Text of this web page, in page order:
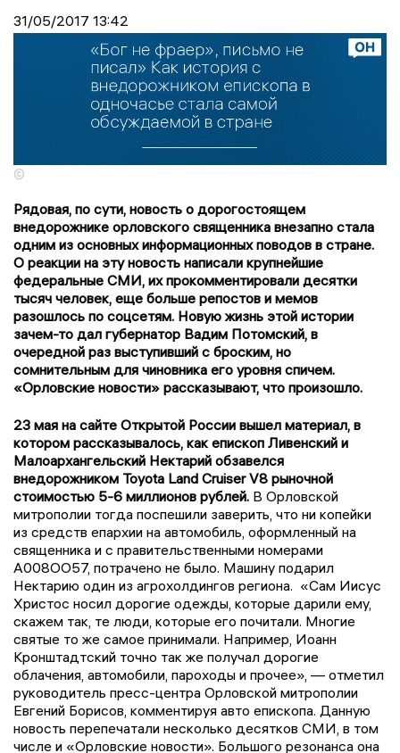
31/05/2017 13:42
©
Рядовая, по сути, новость о дорогостоящем
внедорожнике орловского священника внезапно стала
одним из основных информационных поводов в стране.
О реакции на эту новость написали крупнейшие
федеральные СМИ, их прокомментировали десятки
тысяч человек, еще больше репостов и мемов
разошлось по соцсетям. Новую жизнь этой истории
зачем-то дал губернатор Вадим Потомский, в
очередной раз выступивший с броским, но
сомнительным для чиновника его уровня спичем.
«Орловские новости» рассказывают, что произошло.
23 мая на сайте Открытой России вышел материал, в
котором рассказывалось, как епископ Ливенский и
Малоархангельский Нектарий обзавелся
внедорожником Toyota Land CruiserV8 рыночной
стоимостью 5-6 миллионов рублей. В Орловской
митрополии тогда поспешили заверить, что ни копейки
из средств епархии на автомобиль, оформленный на
священника и с правительственными номерами
А008ОО57, потрачено не было. Машину подарил
Нектарию один из агрохолдингов региона. «Сам Иисус
Христос носил дорогие одежды, которые дарили ему,
скажем так, те люди, которые его почитали. Многие
святые то же самое принимали. Например, Иоанн
Кронштадтский точно так же получал дорогие
облачения, автомобили, пароходы и прочее», — отметил
руководитель пресс-центра Орловской митрополии
Евгений Борисов, комментируя авто епископа. Данную
новость перепечатали несколько десятков СМИ, в том
числе и «Орловские новости». Большого резонанса она